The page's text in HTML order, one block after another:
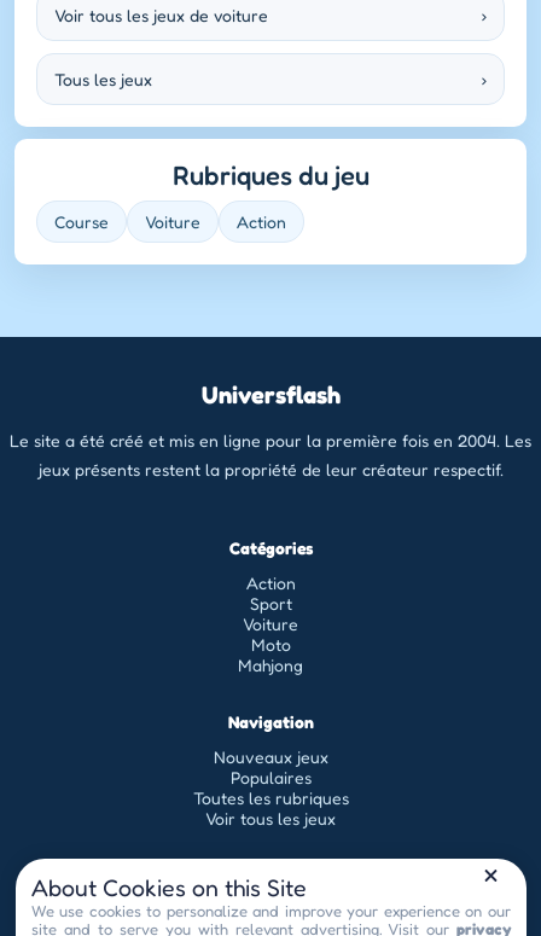
Voir tous les jeux de voiture ›
Tous les jeux ›
Rubriques du jeu
Course Voiture Action
Universflash
Le site a été créé et mis en ligne pour la première fois en 2004. Les
jeux présents restent la propriété de leur créateur respectif.
Catégories
Action
Sport
Voiture
Moto
Mahjong
Navigation
Nouveaux jeux
Populaires
Toutes les rubriques
Voir tous les jeux
Légal
Conditions générales d'utilisation
Politique de confidentialité
About Cookies on this Site
We use cookies to personalize and improve your experience on our
site and to serve you with relevant advertising. Visit our privacy